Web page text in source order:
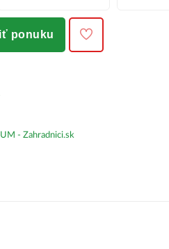
ponuku
- Zahradnici.sk